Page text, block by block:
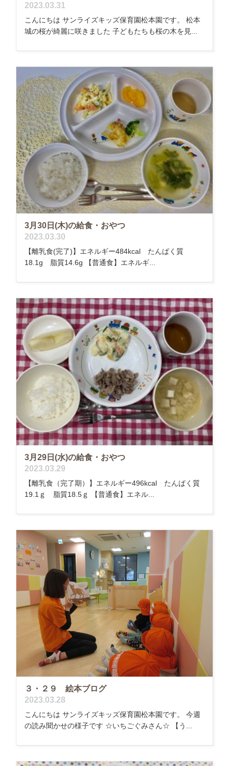
2023.03.31
こんにちは サンライズキッズ保育園松本園です。 松本
城の桜が綺麗に咲きました 子どもたちも桜の木を見...
3月30日(木)の給食・おやつ
2023.03.30
【離乳食(完了)】エネルギー484kcal たんぱく質
18.1g 脂質14.6g 【普通食】エネルギ...
3月29日(水)の給食・おやつ
2023.03.29
【離乳食（完了期）】エネルギー496kcal たんぱく質
19.1ｇ 脂質18.5ｇ 【普通食】エネル...
３・２９ 絵本ブログ
2023.03.28
こんにちは サンライズキッズ保育園松本園です。 今週
の読み聞かせの様子です ☆いちごぐみさん☆ 【う...